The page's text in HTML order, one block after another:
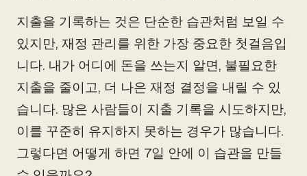
지출을 기록하는 것은 단순한 습관처럼 보일 수
있지만, 재정 관리를 위한 가장 중요한 첫걸음입
니다. 내가 어디에 돈을 쓰는지 알면, 불필요한
지출을 줄이고, 더 나은 재정 결정을 내릴 수 있
습니다. 많은 사람들이 지출 기록을 시도하지만,
이를 꾸준히 유지하지 못하는 경우가 많습니다.
그렇다면 어떻게 하면 7일 안에 이 습관을 만들